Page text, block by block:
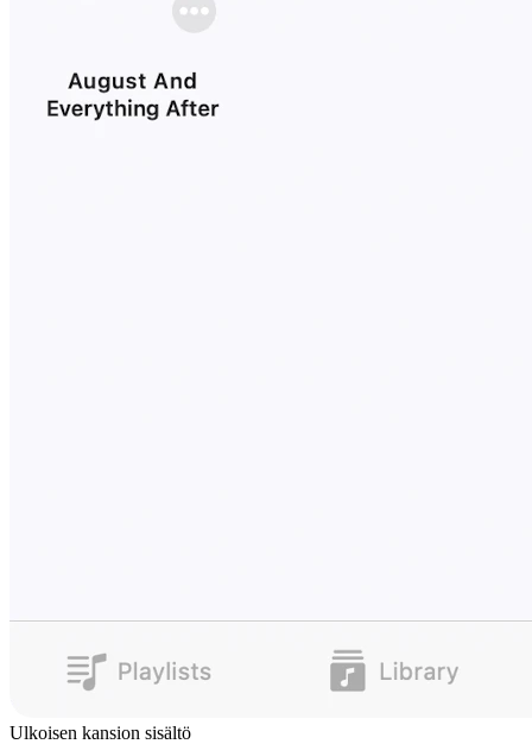
Ulkoisen kansion sisältö